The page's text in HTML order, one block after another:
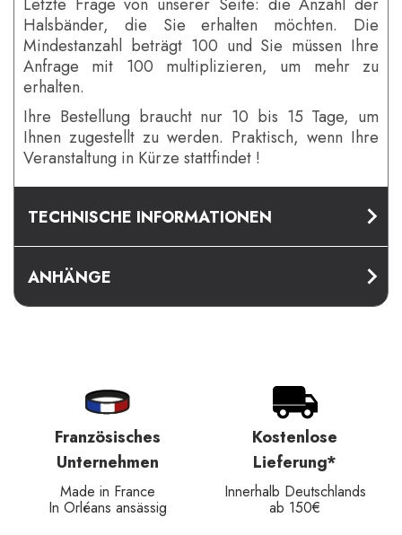
Halsbänder, die Sie erhalten möchten. Die
Mindestanzahl beträgt 100 und Sie müssen Ihre
Anfrage mit 100 multiplizieren, um mehr zu
erhalten.
Ihre Bestellung braucht nur 10 bis 15 Tage, um
Ihnen zugestellt zu werden. Praktisch, wenn Ihre
Veranstaltung in Kürze stattfindet !
TECHNISCHE INFORMATIONEN
ANHÄNGE
Französisches
Unternehmen
Made in France
In Orléans ansässig
Kostenlose
Lieferung*
Innerhalb Deutschlands
ab 150€